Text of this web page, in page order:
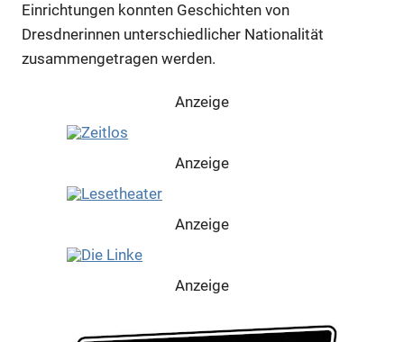
Einrichtungen konnten Geschichten von
Dresdnerinnen unterschiedlicher Nationalität
zusammengetragen werden.
Anzeige
Anzeige
Anzeige
Anzeige